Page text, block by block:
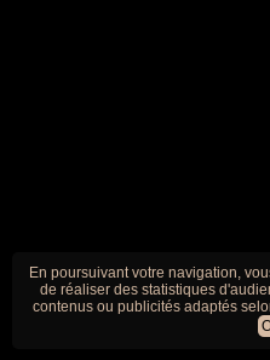
En poursuivant votre navigation,
de réaliser des statistiques
contenus ou publicités adaptés